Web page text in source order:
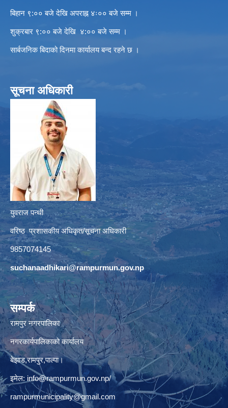
बिहान ९:०० बजे देखि अपराह्न ४ः०० बजे सम्म ।
शुक्रबार ९:०० बजे देखि ४:०० बजे सम्म ।
सार्बजनिक बिदाको दिनमा कार्यालय बन्द रहने छ ।
सूचना अधिकारी
युवराज पन्थी
वरिष्ठ प्रशासकीय अधिकृत/सूचना अधिकारी
9857074145
suchanaadhikari@rampurmun.gov.np
सम्पर्क
रामपुर नगरपालिका
नगरकार्यपालिकाको कार्यालय
बेझाड,रामपुर,पाल्पा।
इमेल: info@rampurmun.gov.np/
rampurmunicipality@gmail.com